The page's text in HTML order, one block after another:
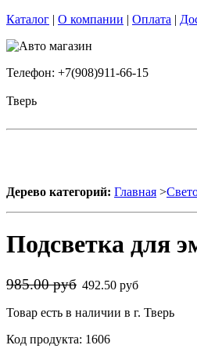
Каталог | О компании | Оплата |
Телефон: +7(908)911-66-15
Тверь
Дерево категорий: Главная >
Подсветка для
985.00 руб 492.50 руб
Товар есть в наличии в г. Тверь
Код продукта: 1606